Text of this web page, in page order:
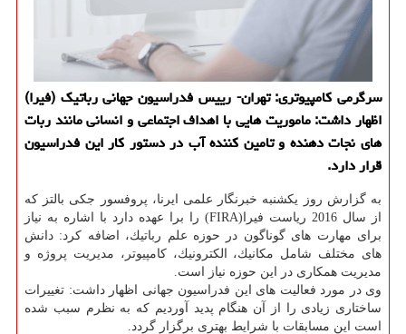
سرگرمی كامپیوتری: تهران- رییس فدراسیون جهانی رباتیك (فیرا)
اظهار داشت: ماموریت هایی با اهداف اجتماعی و انسانی مانند ربات
های نجات دهنده و تامین كننده آب در دستور كار این فدراسیون
قرار دارد.
به گزارش روز یكشنبه خبرنگار علمی ایرنا، پروفسور جكی بالتز كه
از سال 2016 ریاست فیرا(FIRA) را برا عهده دارد با اشاره به نیاز
برای مهارت های گوناگون در حوزه علم رباتیك، اضافه كرد: دانش
های مختلف شامل مكانیك، الكترونیك، كامپیوتر، مدیریت پروژه و
مدیریت همكاری در این حوزه نیاز است.
وی در مورد فعالیت های این فدراسیون جهانی اظهار داشت: تغییرات
ساختاری زیادی را از آن هنگام پدید آوردیم كه به نظرم سبب شده
است این مسابقات با شرایط بهتری برگزار گردد.